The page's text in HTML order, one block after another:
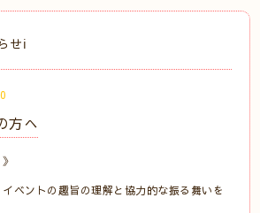
せℹ️
方へ
ベントの趣旨の理解と協力的な振る舞いを